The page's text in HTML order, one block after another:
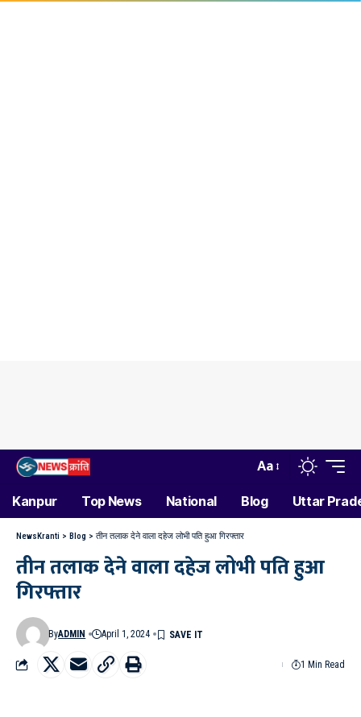
Aa
Kanpur Top News National Blog Uttar
NewsKranti > Blog > तीन तलाक देने वाला दहेज लोभी पति हुआ गिरफ्तार
तीन तलाक देने वाला दहेज लोभी पति हुआ
गिरफ्तार
ByADMIN April 1, 2024
1 Min Read